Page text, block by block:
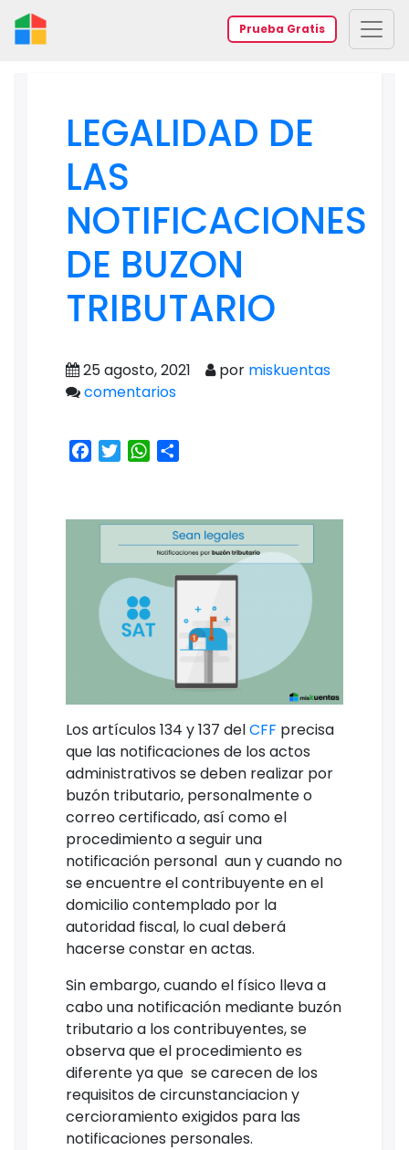
Prueba Gratis
LEGALIDAD DE
LAS
NOTIFICACIONES
DE BUZON
TRIBUTARIO
25 agosto, 2021 por miskuentas
comentarios
Facebook
TwitterWhatsApp
Los artículos 134 y 137 delCFF precisa
que las notificaciones de los actos
administrativos se deben realizar por
buzón tributario, personalmente o
correo certificado, así como el
procedimiento a seguir una
notificación personal aun y cuando no
se encuentre el contribuyente en el
domicilio contemplado por la
autoridad fiscal, lo cual deberá
hacerse constar en actas.
Sin embargo, cuando el físico lleva a
cabo una notificación mediante buzón
tributario a los contribuyentes, se
observa que el procedimiento es
diferente ya que se carecen de los
requisitos de circunstanciacion y
cercioramiento exigidos para las
notificaciones personales.